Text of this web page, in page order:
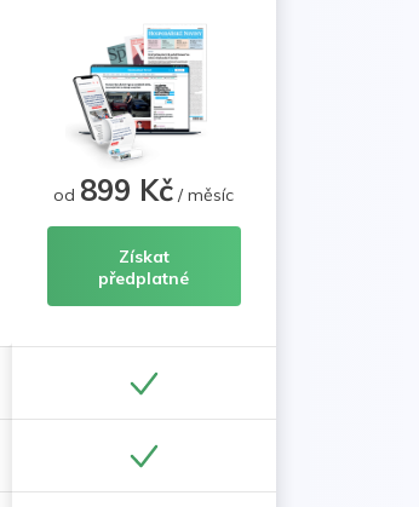
od 899 Kč / měsíc
Získat
předplatné